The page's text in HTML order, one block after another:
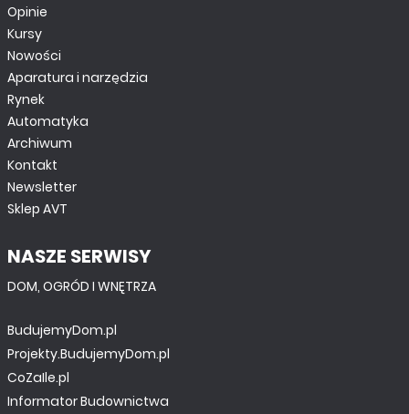
Opinie
Kursy
Nowości
Aparatura i narzędzia
Rynek
Automatyka
Archiwum
Kontakt
Newsletter
Sklep AVT
NASZE SERWISY
DOM, OGRÓD I WNĘTRZA
BudujemyDom.pl
Projekty.BudujemyDom.pl
CoZaIle.pl
Informator Budownictwa